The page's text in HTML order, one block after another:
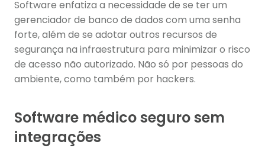
Software enfatiza a necessidade de se ter um
gerenciador de banco de dados com uma senha
forte, além de se adotar outros recursos de
segurança na infraestrutura para minimizar o risco
de acesso não autorizado. Não só por pessoas do
ambiente, como também por hackers.
Software médico seguro sem
integrações